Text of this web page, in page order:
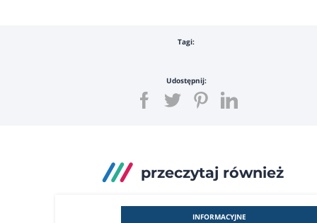
Tagi:
Udostępnij:
przeczytaj również
INFORMACYJNE